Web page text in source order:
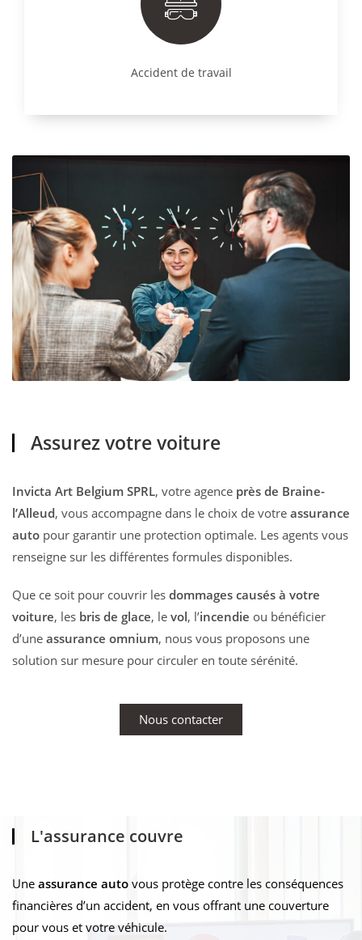
Accident de travail
Assurez votre voiture
Invicta Art Belgium SPRL, votre agence près de Braine-
l’Alleud, vous accompagne dans le choix de votre assurance
auto pour garantir une protection optimale. Les agents vous
renseigne sur les différentes formules disponibles.
Que ce soit pour couvrir les dommages causés à votre
voiture, les bris de glace, le vol, l’incendie ou bénéficier
d’une assurance omnium, nous vous proposons une
solution sur mesure pour circuler en toute sérénité.
Nous contacter
L'assurance couvre
Une assurance auto vous protège contre les conséquences
financières d’un accident, en vous offrant une couverture
pour vous et votre véhicule.